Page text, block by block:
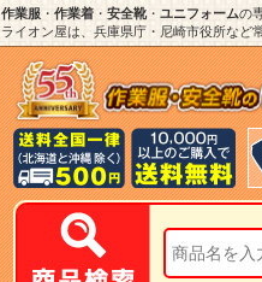
作業服 ・ 作業着 ・ 安全靴・ ユニフォームの
ライオン屋は、兵庫県庁・尼崎市役所など